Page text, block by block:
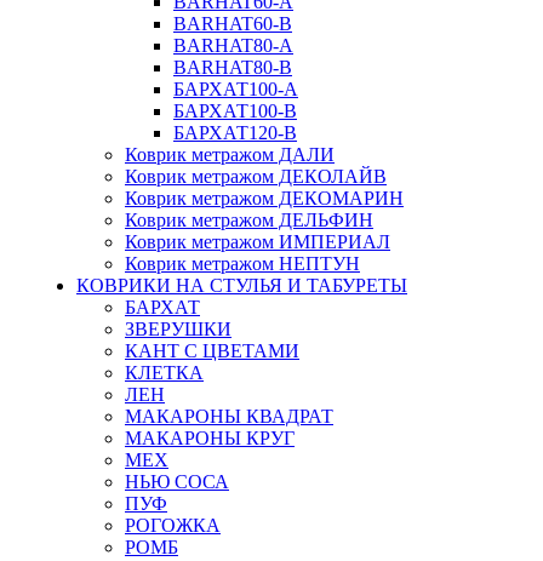
BARHAT60-B
BARHAT80-A
BARHAT80-B
БАРХАТ100-A
БАРХАТ100-B
БАРХАТ120-B
Коврик метражом ДАЛИ
Коврик метражом ДЕКОЛАЙВ
Коврик метражом ДЕКОМАРИН
Коврик метражом ДЕЛЬФИН
Коврик метражом ИМПЕРИАЛ
Коврик метражом НЕПТУН
КОВРИКИ НА СТУЛЬЯ И ТАБУРЕТЫ
БАРХАТ
ЗВЕРУШКИ
КАНТ С ЦВЕТАМИ
КЛЕТКА
ЛЕН
МАКАРОНЫ КВАДРАТ
МАКАРОНЫ КРУГ
МЕХ
НЬЮ СОСА
ПУФ
РОГОЖКА
РОМБ